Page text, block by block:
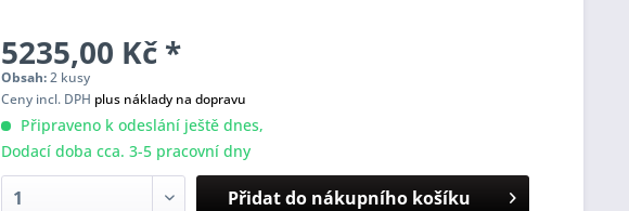
5235,00 Kč *
Obsah:2 kusy
Ceny incl. DPH plus náklady na dopravu
Připraveno k odeslání ještě dnes,
Dodací doba cca. 3-5 pracovní dny
Přidat do nákupního košíku